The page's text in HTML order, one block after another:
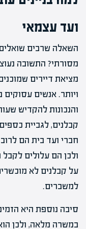
ועד עצמאי
השאלה שרבים
מסורתי? התשובה
מציאת דיירים
ויותר. אנשים עסוקים
והנכונות להקדיש
קבלנים, לגביית
חברי ועד בית הם לרוב
ולכן הם עלולים
על קבלנים לא
למשברים.
סיבה נוספת היא
במשרה מלאה, ולכן